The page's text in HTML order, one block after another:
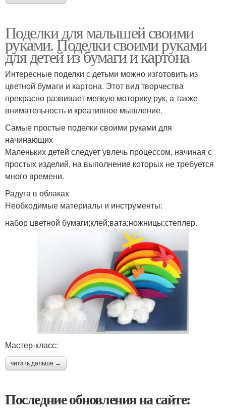
Поделки для малышей своими
руками. Поделки своими руками
для детей из бумаги и картона
Интересные поделки с детьми можно изготовить из
цветной бумаги и картона. Этот вид творчества
прекрасно развивает мелкую моторику рук, а также
внимательность и креативное мышление.
Самые простые поделки своими руками для
начинающих
Маленьких детей следует увлечь процессом, начиная с
простых изделий, на выполнение которых не требуется
много времени.
Радуга в облаках
Необходимые материалы и инструменты:
набор цветной бумаги;клей;вата;ножницы;степлер.
Мастер-класс:
читать дальше →
Последние обновления на сайте: